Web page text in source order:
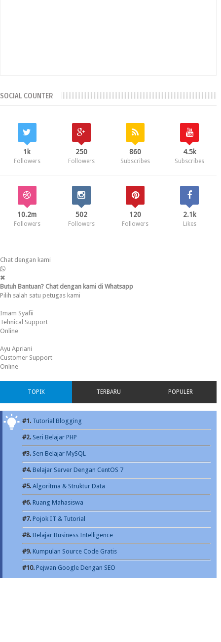
SOCIAL COUNTER
1k
Followers
250
Followers
860
Subscribes
4.5k
Subscribes
10.2m
Followers
502
Followers
120
Followers
2.1k
Likes
Chat dengan kami
Butuh Bantuan? Chat dengan kami di Whatsapp
Pilih salah satu petugas kami
Imam Syafii
Tehnical Support
Online
Ayu Apriani
Customer Support
Online
TOPIK TERBARU POPULER
#1. Tutorial Blogging
#2. Seri Belajar PHP
#3. Seri Belajar MySQL
#4. Belajar Server Dengan CentOS 7
#5. Algoritma & Struktur Data
#6. Ruang Mahasiswa
#7. Pojok IT & Tutorial
#8. Belajar Business Intelligence
#9. Kumpulan Source Code Gratis
#10. Pejwan Google Dengan SEO